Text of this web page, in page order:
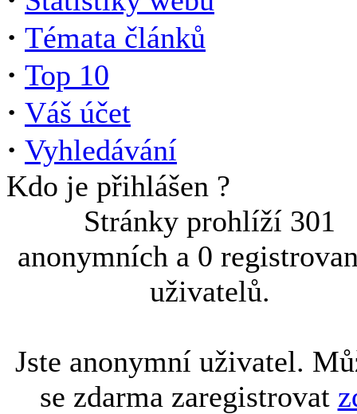
· Témata článků
· Top 10
· Váš účet
· Vyhledávání
Kdo je přihlášen ?
Stránky prohlíží 301
anonymních a 0
uživatelů.
Jste anonymní uživatel.
se zdarma zaregistrovat